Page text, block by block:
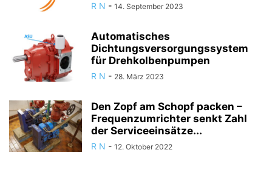
R N - 14. September 2023
Automatisches
Dichtungsversorgungssystem
für Drehkolbenpumpen
R N - 28. März 2023
Den Zopf am Schopf packen –
Frequenzumrichter senkt Zahl
der Serviceeinsätze...
R N - 12. Oktober 2022